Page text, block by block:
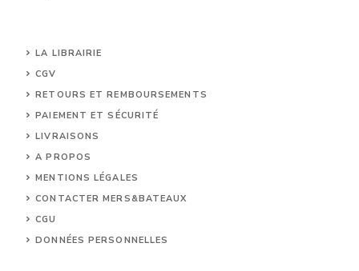
LA LIBRAIRIE
CGV
RETOURS ET REMBOURSEMENTS
PAIEMENT ET SÉCURITÉ
LIVRAISONS
A PROPOS
MENTIONS LÉGALES
CONTACTER MERS&BATEAUX
CGU
DONNÉES PERSONNELLES